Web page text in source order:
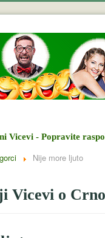
Vicevi - Popravite
Nije more ljuto
Vicevi o